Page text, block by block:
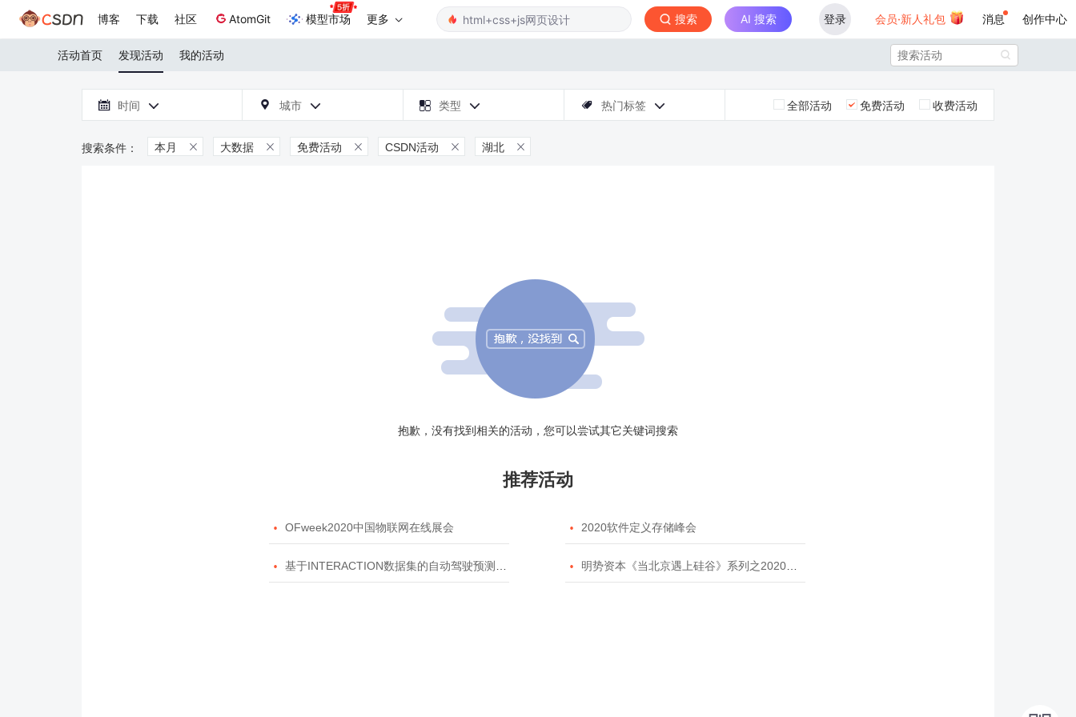
博客 下载 社区 AtomGit 模型市场 更多 搜索 AI 搜索 登录 会员·新人礼包 消息 创作中心
活动首页 发现活动 我的活动 
 时间   城市   类型   热门标签  全部活动 免费活动 收费活动
本月  大数据  免费活动  CSDN活动  湖北 
抱歉，没有找到相关的活动，您可以尝试其它关键词搜索
推荐活动
 OFweek2020中国物联网在线展会  2020软件定义存储峰会
 基于INTERACTION数据集的自动驾驶预测模型挑战赛  明势资本《当北京遇上硅谷》系列之2020年度开源峰会